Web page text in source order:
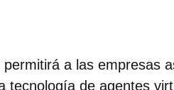
a las empresas
tecnología de agentes